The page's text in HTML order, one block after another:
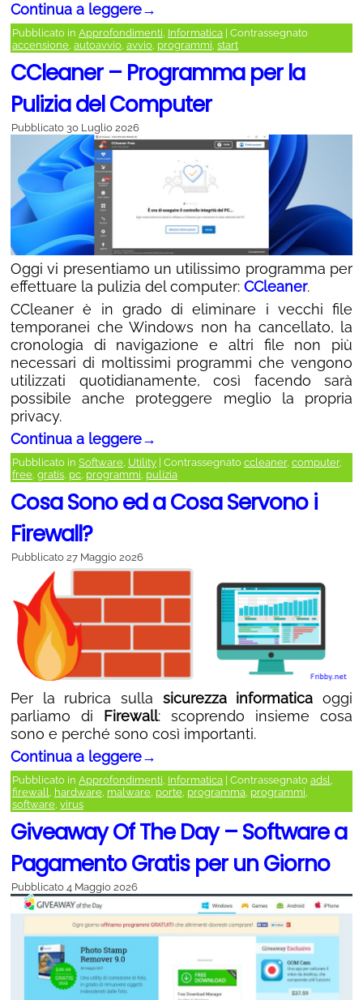
Continua a leggere→
Pubblicato in Approfondimenti, Informatica Contrassegnato
accensione, autoavvio, avvio, programmi, start
CCleaner – Programma per la
Pulizia del Computer
Pubblicato 30 Luglio 2026
Oggi vi presentiamo un utilissimo programma per
effettuare la pulizia del computer: CCleaner.
CCleaner è in grado di eliminare i vecchi file
temporanei che Windows non ha cancellato, la
cronologia di navigazione e altri file non più
necessari di moltissimi programmi che vengono
utilizzati quotidianamente, così facendo sarà
possibile anche proteggere meglio la propria
privacy.
Continua a leggere→
Pubblicato in Software, Utility Contrassegnato ccleaner, computer,
free, gratis, pc, programmi, pulizia
Cosa Sono ed a Cosa Servono i
Firewall?
Pubblicato 27 Maggio 2026
Per la rubrica sulla sicurezza informatica oggi
parliamo di Firewall: scoprendo insieme cosa
sono e perché sono così importanti.
Continua a leggere→
Pubblicato in Approfondimenti, Informatica Contrassegnato adsl,
firewall, hardware, malware, porte, programma, programmi,
software, virus
Giveaway Of The Day – Software a
Pagamento Gratis per un Giorno
Pubblicato 4 Maggio 2026